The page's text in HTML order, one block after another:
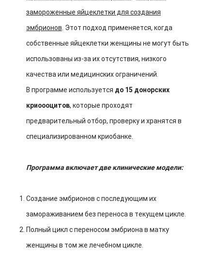
замороженные яйцеклетки для создания
эмбрионов . Этот подход применяется, когда
собственные яйцеклетки женщины не могут быть
использованы из-за их отсутствия, низкого
качества или медицинских ограничений.
В программе используется до 15 донорских
криоооцитов, которые проходят
предварительный отбор, проверку и хранятся в
специализированном криобанке.
Программа включает две клинические модели:
Создание эмбрионов с последующим их
замораживанием без переноса в текущем цикле.
Полный цикл с переносом эмбриона в матку
женщины в том же лечебном цикле.